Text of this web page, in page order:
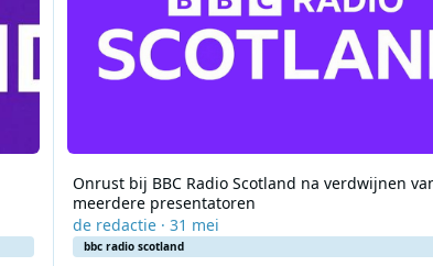
Onrust bij BBC Radio Scotland na verdwijnen
meerdere presentatoren
de redactie· 31 mei
bbc radio scotland